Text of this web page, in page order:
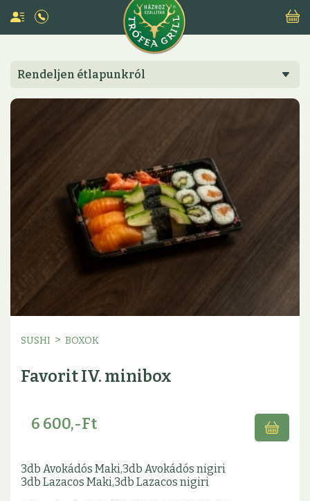
Rendeljen étlapunkról
SUSHI > BOXOK
Favorit IV. minibox
6 600,-Ft
3db Avokádós Maki,3db Avokádós nigiri
3db Lazacos Maki,3db Lazacos nigiri